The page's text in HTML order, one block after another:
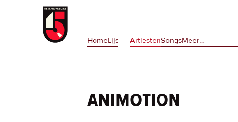
Overslaan
naar
Hoofdnavigatie
HomeLijsten ArtiestenSongsMeerop
…
animotion